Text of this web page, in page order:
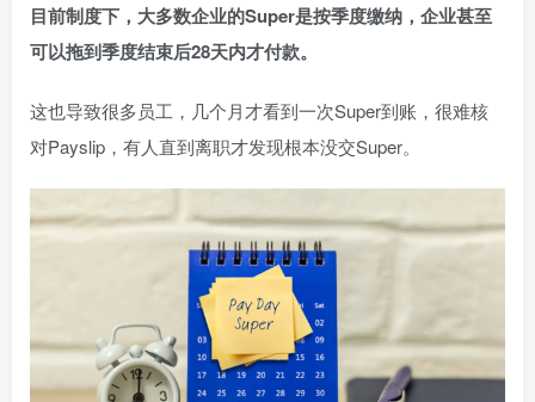
目前制度下，大多数企业的Super是按季度缴纳，企业甚至
可以拖到季度结束后28天内才付款。
这也导致很多员工，几个月才看到一次Super到账，很难核
对Payslip，有人直到离职才发现根本没交Super。